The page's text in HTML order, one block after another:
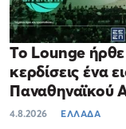
Το Lounge
κερδίσεις ένα
Παναθηναϊκού
4.8.2026 ΕΛΛΑΔΑ